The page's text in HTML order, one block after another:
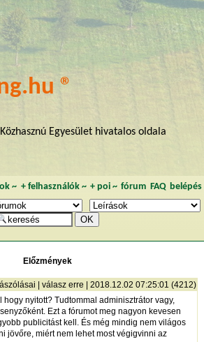
®
Egyesület hivatalos oldala
~ + felhasználók~ + poi~ fórum FAQ belépés
Előzmények
| válasz erre | 2018.12.02 07:25:01 (4212)
nyitott? Tudtommal adminisztrátor vagy,
Ezt a fórumot meg nagyon kevesen
publicitást kell. És még mindig nem világos
jövőre, miért nem lehet most végigvinni az